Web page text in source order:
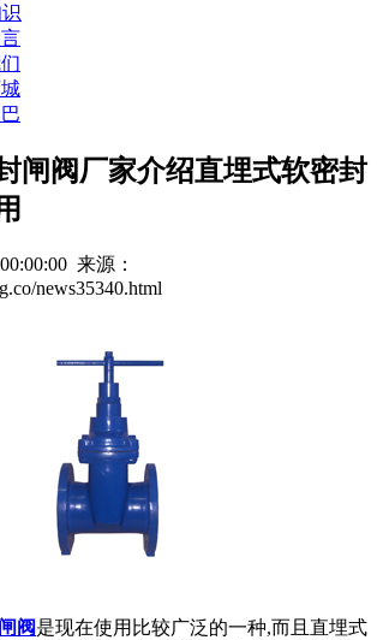
闸阀厂家介绍直埋式软密封
来源：
news35340.html
阀是现在使用比较广泛的一种,而且直埋式